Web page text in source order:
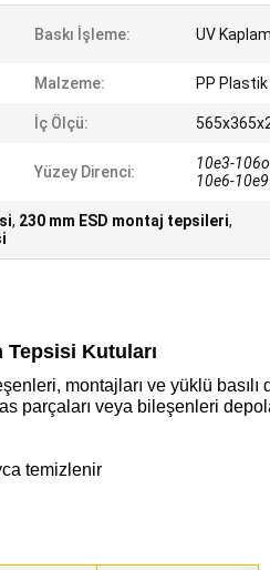
Baskı İşleme: UV
Malzeme: PP Plastik
İç Ölçü:
Yüzey Direnci: 10e3-
10e6-
, 230 mm ESD montaj tepsileri,
Tepsisi Kutuları
montajları ve yüklü basılı
parçaları veya bileşenleri
temizlenir